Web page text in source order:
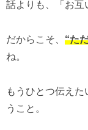
話よりも、「お互
だからこそ、 “た
ね。
もうひとつ伝えた
うこと。